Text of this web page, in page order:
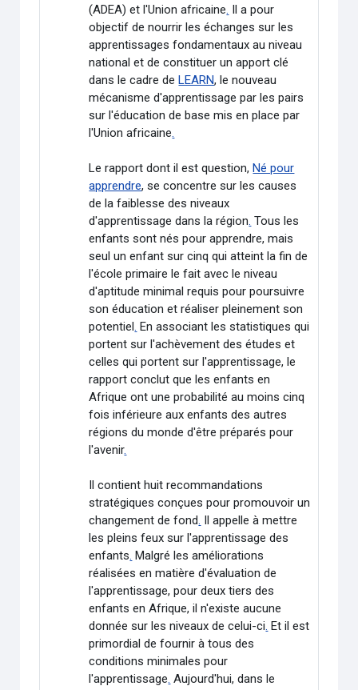
(ADEA) et l'Union africaine Il a pour
objectif de nourrir les échanges sur les
apprentissages fondamentaux au niveau
national et de constituer un apport clé
dans le cadre deLEARN, le nouveau
mécanisme d'apprentissage par les pairs
sur l'éducation de base mis en place par
l'Union africaine
Le rapport dont il est question,Né pour
apprendre, se concentre sur les causes
de la faiblesse des niveaux
d'apprentissage dans la région Tous les
enfants sont nés pour apprendre, mais
seul un enfant sur cinq qui atteint la fin de
l'école primaire le fait avec le niveau
d'aptitude minimal requis pour poursuivre
son éducation et réaliser pleinement son
potentiel En associant les statistiques qui
portent sur l'achèvement des études et
celles qui portent sur l'apprentissage, le
rapport conclut que les enfants en
Afrique ont une probabilité au moins cinq
fois inférieure aux enfants des autres
régions du monde d'être préparés pour
l'avenir.
Il contient huit recommandations
stratégiques conçues pour promouvoir un
changement de fond Il appelle à mettre
les pleins feux sur l'apprentissage des
enfants Malgré les améliorations
réalisées en matière d'évaluation de
l'apprentissage, pour deux tiers des
enfants en Afrique, il n'existe aucune
donnée sur les niveaux de celui-ci Et il est
primordial de fournir à tous des
conditions minimales pour
l'apprentissage Aujourd'hui, dans le